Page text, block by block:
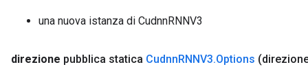
una nuova istanza di CudnnRNNV3
direzione pubblica statica CudnnRNNV3.Options